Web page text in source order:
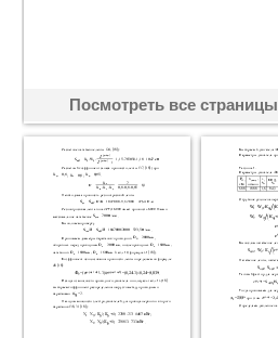
Посмотреть все страницы